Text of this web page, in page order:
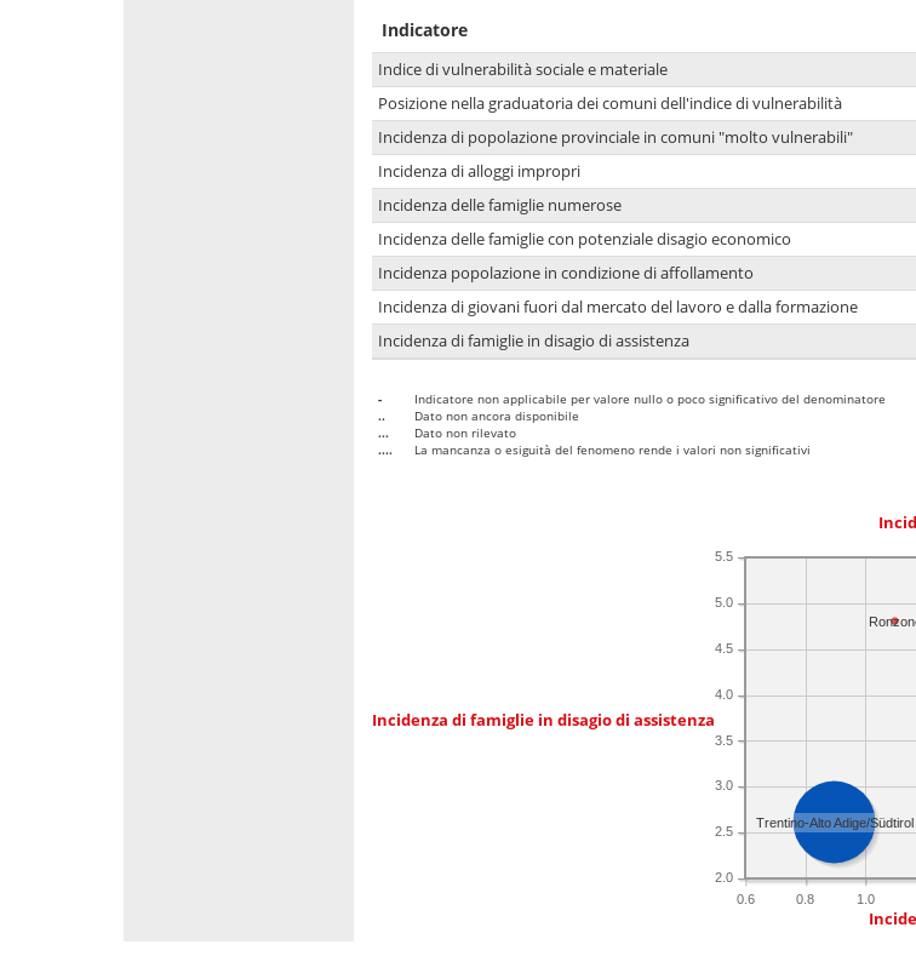
Indicatore
Indice di vulnerabilità sociale e materiale
Posizione nella graduatoria dei comuni dell'indice di vulnerabilità
Incidenza di popolazione provinciale in comuni "molto vulnerabili"
Incidenza di alloggi impropri
Incidenza delle famiglie numerose
Incidenza delle famiglie con potenziale disagio economico
Incidenza popolazione in condizione di affollamento
Incidenza di giovani fuori dal mercato del lavoro e dalla formazione
Incidenza di famiglie in disagio di assistenza
-
Indicatore non applicabile per valore nullo o poco significativo del denominatore
..
Dato non ancora disponibile
...
Dato non rilevato
....
La mancanza o esiguità del fenomeno rende i valori non significativi
Incidenza di famiglie in disagio di assistenza
0.6 0.8 1.0
2.0
2.5
3.0
3.5
4.0
4.5
5.0
5.5
Trentino-Alto Adige/Südtirol